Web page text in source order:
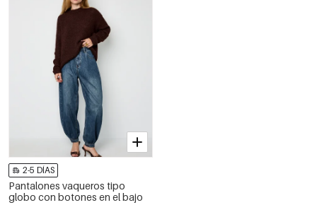
2-5 DÍAS
Pantalones vaqueros tipo
globo con botones en el bajo